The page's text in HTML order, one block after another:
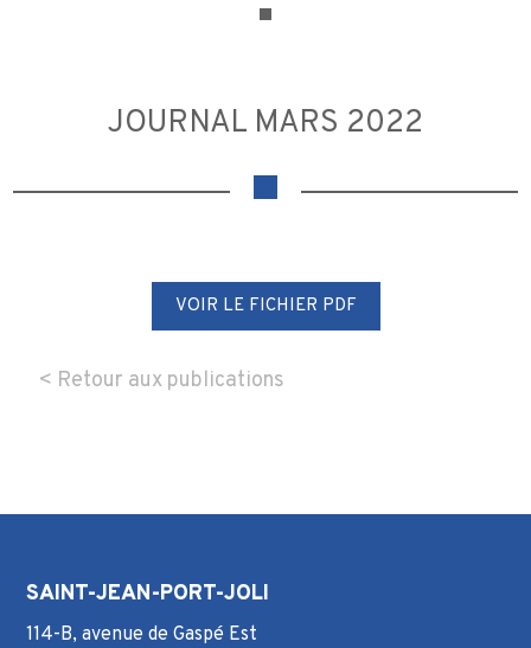
JOURNAL MARS 2022
VOIR LE FICHIER PDF
< Retour aux publications
SAINT-JEAN-PORT-JOLI
114-B, avenue de Gaspé Est